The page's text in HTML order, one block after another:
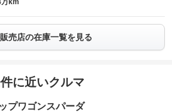
km
売店の在庫一覧を見る
に近いクルマ
プワゴンスパーダ